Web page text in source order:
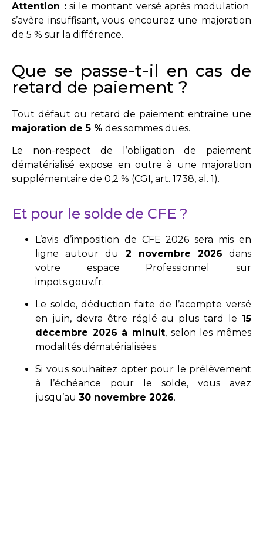
Attention :si le montant versé après modulation
s’avère insuffisant, vous encourez une majoration
de 5 % sur la différence.
Que se passe-t-il en cas de
retard de paiement ?
Tout défaut ou retard de paiement entraîne une
majoration de 5 % des sommes dues.
Le non-respect de l’obligation de paiement
dématérialisé expose en outre à une majoration
supplémentaire de 0,2 % (CGI, art. 1738, al. 1 ).
Et pour le solde de CFE ?
L’avis d’imposition de CFE 2026 sera mis en
ligne autour du 2 novembre 2026 dans
votre espace Professionnel sur
impots.gouv.fr.
Le solde, déduction faite de l’acompte versé
en juin, devra être réglé au plus tard le 15
décembre 2026 à minuit, selon les mêmes
modalités dématérialisées.
Si vous souhaitez opter pour le prélèvement
à l’échéance pour le solde, vous avez
jusqu’au 30 novembre 2026.